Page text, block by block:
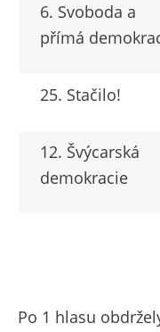
6. Svoboda a
přímá
25. Stačilo!
12. Švýcarská
demokracie
Po 1 hlasu